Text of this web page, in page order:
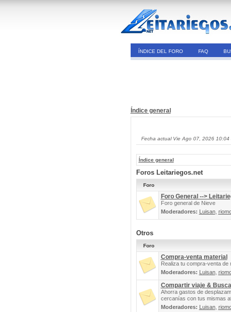
ÍNDICE DEL FORO FAQ
Índice general
Fecha actual Vie Ago 07, 2026 10:04
Índice general
Foros Leitariegos.net
Foro
Foro General -->
Foro general de Nieve
Moderadores: Luisan,
Otros
Foro
Compra-venta material
Realiza tu compra-venta de
Moderadores: Luisan,
Compartir viaje &
Ahorra gastos de
cercanías con tus mismas
Moderadores: Luisan,